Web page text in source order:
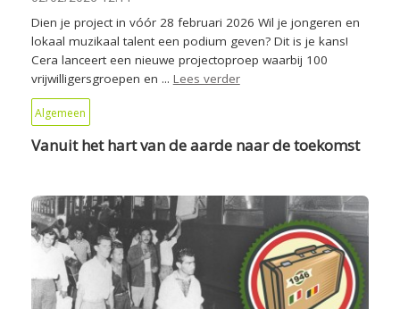
Dien je project in vóór 28 februari 2026 Wil je jongeren en
lokaal muzikaal talent een podium geven? Dit is je kans!
Cera lanceert een nieuwe projectoproep waarbij 100
vrijwilligersgroepen en ... Lees verder
Algemeen
Vanuit het hart van de aarde naar de toekomst